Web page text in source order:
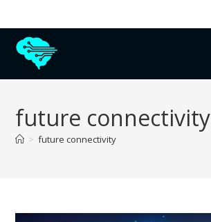
future connectivity
> future connectivity